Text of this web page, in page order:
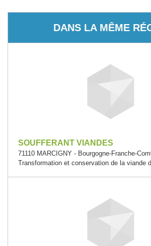
DANS LA MÊME
SOUFFERANT VIANDES
71110 MARCIGNY - Bourgogne-Franche-
Transformation et conservation de la viande